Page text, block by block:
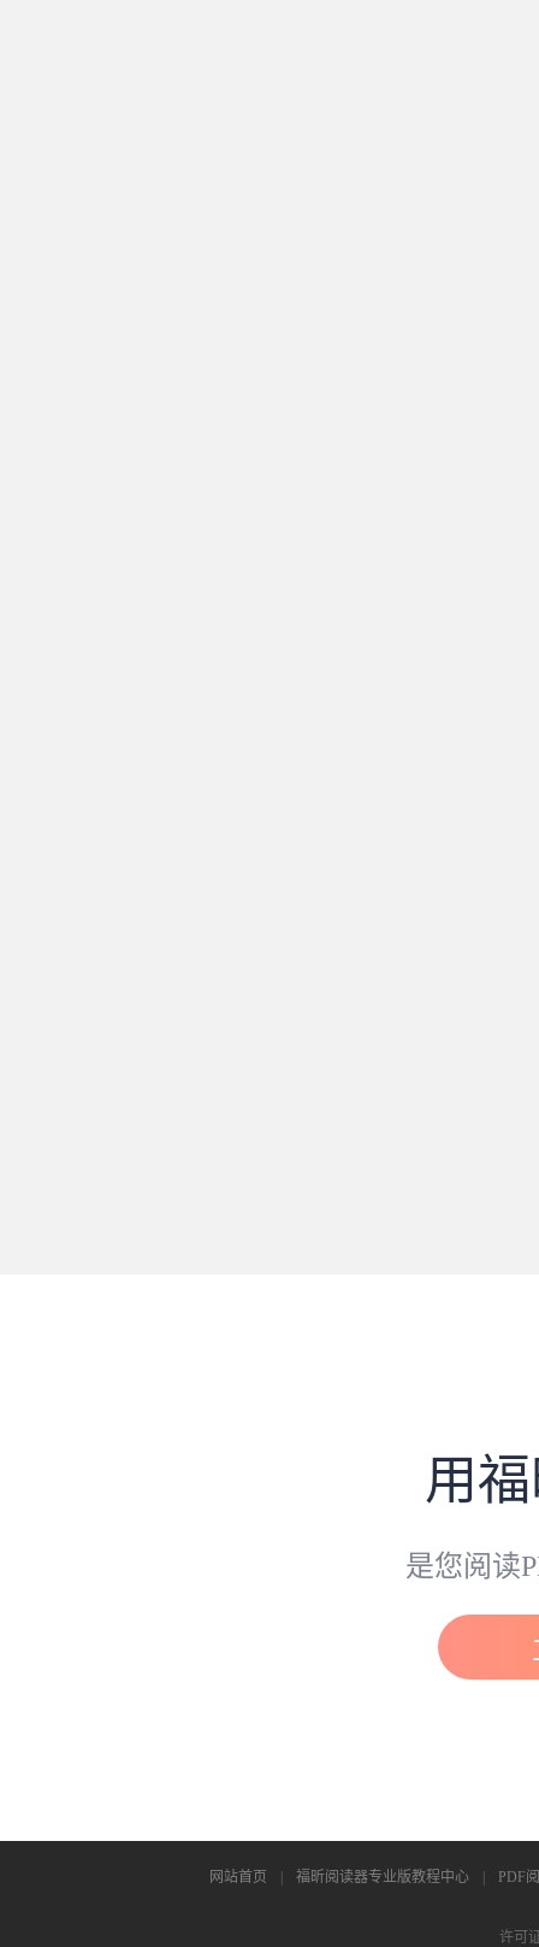
用
是您阅读
网站首页 福昕阅读器专业版教程中心 PDF
许可